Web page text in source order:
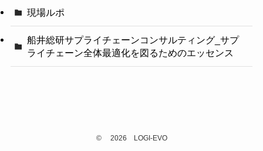
現場ルポ
船井総研サプライチェーンコンサルティング_サプ
ライチェーン全体最適化を図るためのエッセンス
©2026 LOGI-EVO